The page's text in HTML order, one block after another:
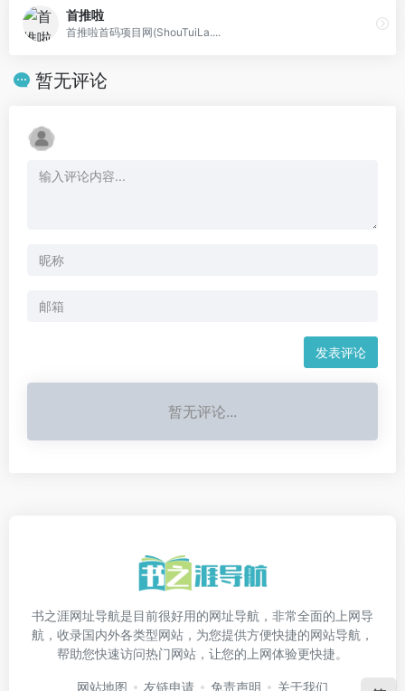
首推啦
首推啦首码项目网(ShouTuiLa....
暂无评论
发表评论
暂无评论...
书之涯网址导航是目前很好用的网址导航，非常全面的上网导
航，收录国内外各类型网站，为您提供方便快捷的网站导航，
帮助您快速访问热门网站，让您的上网体验更快捷。
网站地图 友链申请 免责声明 关于我们